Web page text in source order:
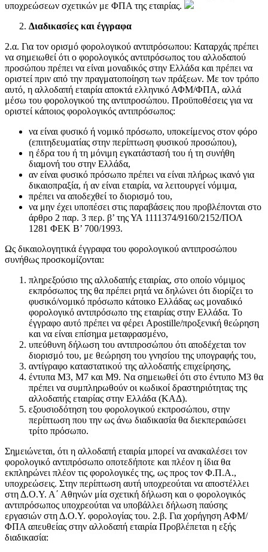
υποχρεώσεων σχετικών με ΦΠΑ της εταιρίας.
Διαδικασίες και έγγραφα
2.α. Για τον ορισμό φορολογικού αντιπρόσωπου: Καταρχάς πρέπει
να σημειωθεί ότι ο φορολογικός αντιπρόσωπος του αλλοδαπού
προσώπου πρέπει να είναι μοναδικός στην Ελλάδα και πρέπει να
οριστεί πριν από την πραγματοποίηση των πράξεων. Με τον τρόπο
αυτό, η αλλοδαπή εταιρία αποκτά ελληνικό ΑΦΜ/ΦΠΑ, αλλά
μέσω του φορολογικού της αντιπροσώπου. Προϋποθέσεις για να
οριστεί κάποιος φορολογικός αντιπρόσωπος:
να είναι φυσικό ή νομικό πρόσωπο, υποκείμενος στον φόρο
(επιτηδευματίας στην περίπτωση φυσικού προσώπου),
η έδρα του ή τη μόνιμη εγκατάστασή του ή τη συνήθη
διαμονή του στην Ελλάδα,
αν είναι φυσικό πρόσωπο πρέπει να είναι πλήρως ικανό για
δικαιοπραξία, ή αν είναι εταιρία, να λειτουργεί νόμιμα,
πρέπει να αποδεχθεί το διορισμό του,
να μην έχει υποπέσει στις παραβάσεις που προβλέπονται στο
άρθρο 2 παρ. 3 περ. β’ της ΥΑ 1111374/9160/2152/ΠΟΛ
1281 ΦΕΚ Β’ 700/1993.
Ως δικαιολογητικά έγγραφα του φορολογικού αντιπροσώπου
συνήθως προσκομίζονται:
πληρεξούσιο της αλλοδαπής εταιρίας, στο οποίο νόμιμος
εκπρόσωπος της θα πρέπει ρητά να δηλώνει ότι διορίζει το
φυσικό/νομικό πρόσωπο κάτοικο Ελλάδας ως μοναδικό
φορολογικό αντιπρόσωπο της εταιρίας στην Ελλάδα. Το
έγγραφο αυτό πρέπει να φέρει Apostille/προξενική θεώρηση
και να είναι επίσημα μεταφρασμένο,
υπεύθυνη δήλωση του αντιπροσώπου ότι αποδέχεται τον
διορισμό του, με θεώρηση του γνησίου της υπογραφής του,
αντίγραφο καταστατικού της αλλοδαπής επιχείρησης,
έντυπα Μ3, Μ7 και Μ9. Να σημειωθεί ότι στο έντυπο Μ3 θα
πρέπει να συμπληρωθούν οι κωδικοί δραστηριότητας της
αλλοδαπής εταιρίας στην Ελλάδα (ΚΑΔ).
εξουσιοδότηση του φορολογικού εκπροσώπου, στην
περίπτωση που την ως άνω διαδικασία θα διεκπεραιώσει
τρίτο πρόσωπο.
Σημειώνεται, ότι η αλλοδαπή εταιρία μπορεί να ανακαλέσει τον
φορολογικό αντιπρόσωπο οποτεδήποτε και πλέον η ίδια θα
εκπληρώνει πλέον τις φορολογικές της, ως προς τον Φ.Π.Α.,
υποχρεώσεις. Στην περίπτωση αυτή υποχρεούται να αποστέλλει
στη Δ.Ο.Υ. Α΄ Αθηνών μία σχετική δήλωση και ο φορολογικός
αντιπρόσωπος υποχρεούται να υποβάλλει δήλωση παύσης
εργασιών στη Δ.Ο.Υ. φορολογίας του. 2.β. Για χορήγηση ΑΦΜ/
ΦΠΑ απευθείας στην αλλοδαπή εταιρία Προβλέπεται η εξής
διαδικασία: